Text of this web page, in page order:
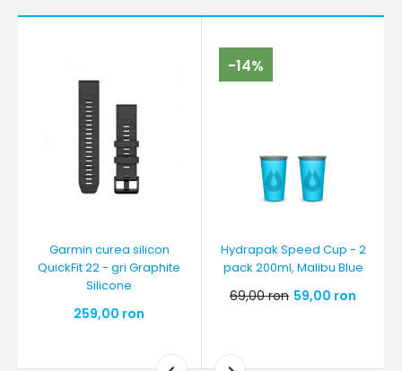
Garmin curea silicon
QuickFit 22 - gri Graphite
Silicone
259,00 ron
-14%
Hydrapak Speed Cup - 2
pack 200ml, Malibu Blue
69,00 ron 59,00 ron